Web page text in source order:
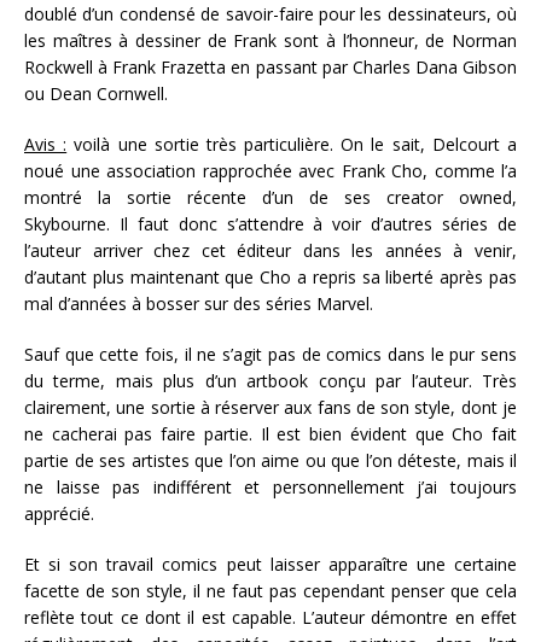
doublé d’un condensé de savoir-faire pour les dessinateurs, où
les maîtres à dessiner de Frank sont à l’honneur, de Norman
Rockwell à Frank Frazetta en passant par Charles Dana Gibson
ou Dean Cornwell.
Avis : voilà une sortie très particulière. On le sait, Delcourt a
noué une association rapprochée avec Frank Cho, comme l’a
montré la sortie récente d’un de ses creator owned,
Skybourne. Il faut donc s’attendre à voir d’autres séries de
l’auteur arriver chez cet éditeur dans les années à venir,
d’autant plus maintenant que Cho a repris sa liberté après pas
mal d’années à bosser sur des séries Marvel.
Sauf que cette fois, il ne s’agit pas de comics dans le pur sens
du terme, mais plus d’un artbook conçu par l’auteur. Très
clairement, une sortie à réserver aux fans de son style, dont je
ne cacherai pas faire partie. Il est bien évident que Cho fait
partie de ses artistes que l’on aime ou que l’on déteste, mais il
ne laisse pas indifférent et personnellement j’ai toujours
apprécié.
Et si son travail comics peut laisser apparaître une certaine
facette de son style, il ne faut pas cependant penser que cela
reflète tout ce dont il est capable. L’auteur démontre en effet